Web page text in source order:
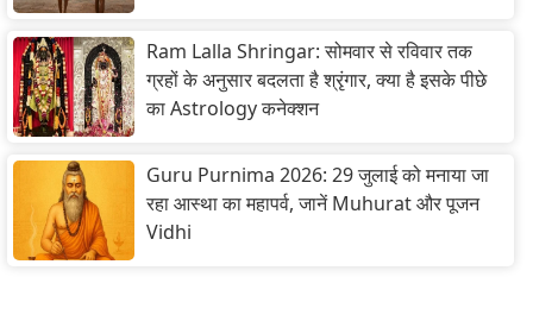
Ram Lalla Shringar: सोमवार से रविवार तक
ग्रहों के अनुसार बदलता है श्रृंगार, क्या है इसके पीछे
का Astrology कनेक्शन
Guru Purnima 2026: 29 जुलाई को मनाया जा
रहा आस्था का महापर्व, जानें Muhurat और पूजन
Vidhi